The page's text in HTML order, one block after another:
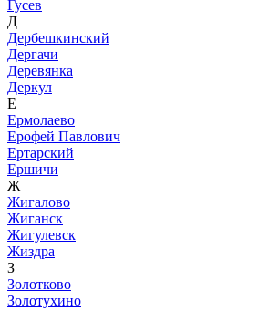
Гусев
Д
Дербешкинский
Дергачи
Деревянка
Деркул
Е
Ермолаево
Ерофей Павлович
Ертарский
Ершичи
Ж
Жигалово
Жиганск
Жигулевск
Жиздра
З
Золотково
Золотухино